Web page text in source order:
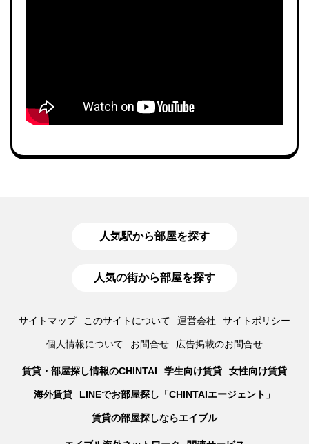
人気駅から部屋を探す
人気の街から部屋を探す
サイトマップ このサイトについて 運営会社 サイトポリシー
個人情報について お問合せ 広告掲載のお問合せ
賃貸・部屋探し情報のCHINTAI 学生向け賃貸 女性向け賃貸
海外賃貸 LINEでお部屋探し「CHINTAIエージェント」
賃貸の部屋探しならエイブル